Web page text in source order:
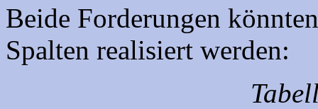
Beide Forderungen
Spalten realisiert werden: